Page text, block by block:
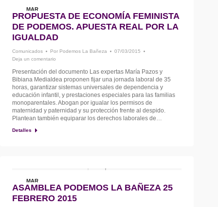
MAR
7
PROPUESTA DE ECONOMÍA FEMINISTA
DE PODEMOS. APUESTA REAL POR LA
IGUALDAD
Comunicados Por Podemos La Bañeza
07/03/2015
Deja un comentario
Presentación del documento Las expertas María Pazos y
Bibiana Medialdea proponen fijar una jornada laboral de 35
horas, garantizar sistemas universales de dependencia y
educación infantil, y prestaciones especiales para las familias
monoparentales. Abogan por igualar los permisos de
maternidad y paternidad y su protección frente al despido.
Plantean también equiparar los derechos laborales de…
Detalles
MAR
4
ASAMBLEA PODEMOS LA BAÑEZA 25
FEBRERO 2015